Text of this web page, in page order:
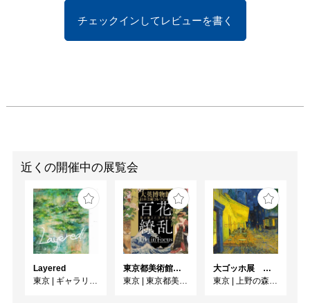
チェックインしてレビューを書く
近くの開催中の展覧会
Layered
東京
ギャラリー七面坂途中
東京都美術館開館100周年記念 大英博物館日本美術コレクション 百花繚乱〜海を越えた江戸絵画
東京
東京都美術館
大ゴッホ展 夜のカフェテラス
東京
上野の森美術館